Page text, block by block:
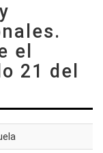
el
21 del